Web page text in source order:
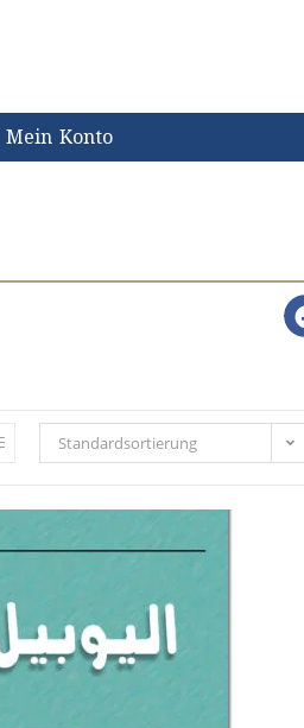
Mein Konto
Standardsortierung